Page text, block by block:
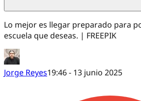
Lo mejor es llegar preparado para
escuela que deseas. | FREEPIK
Jorge Reyes19:46 - 13 junio 2025